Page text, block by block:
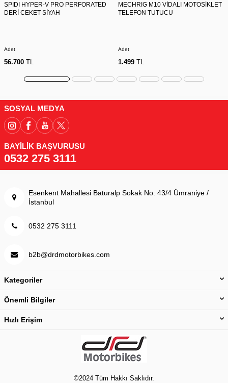
SPIDI HYPER-V PRO PERFORATED
DERİ CEKET SİYAH
Adet
56.700 TL
MECHRIG M10 VİDALI MOTOSİKLET
TELEFON TUTUCU
Adet
1.499TL
SOSYAL MEDYA
BAYİLİK BAŞVURUSU
0532 275 3111
Esenkent Mahallesi Baturalp Sokak No: 43/4 Ümraniye /
İstanbul
0532 275 3111
b2b@drdmotorbikes.com
Kategoriler
Önemli Bilgiler
Hızlı Erişim
©2024 Tüm Hakkı Saklıdır.